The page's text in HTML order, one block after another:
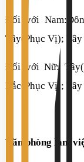
Đối với
Tây(Phục Vị);
Đối với Nữ:
Bắc(Phục Vị);
Văn phòng làm